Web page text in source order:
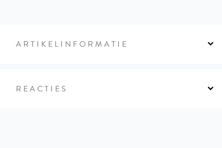
ARTIKELINFORMATIE
REACTIES